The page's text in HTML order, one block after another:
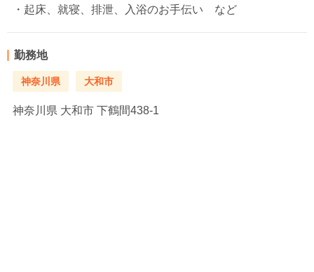
・起床、就寝、排泄、入浴のお手伝い など
勤務地
神奈川県 大和市
神奈川県 大和市 下鶴間438-1